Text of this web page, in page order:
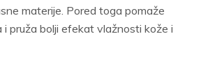
materije. Pored toga pomaže
i pruža bolji efekat vlažnosti kože i